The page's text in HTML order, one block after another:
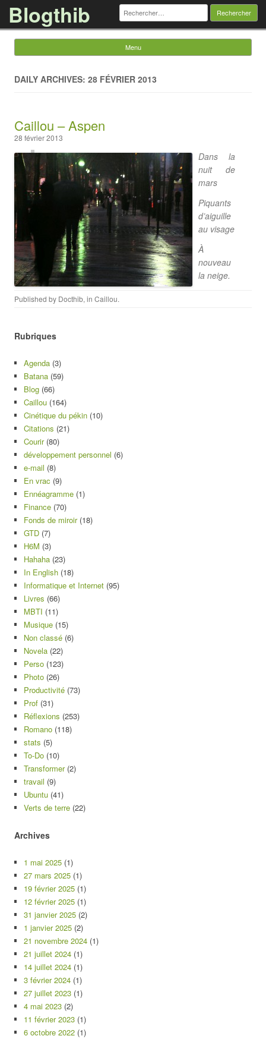
Blogthib Rechercher :
Menu
DAILY ARCHIVES: 28 FÉVRIER 2013
Caillou – Aspen
28 février 2013
Dans la
nuit de
mars
Piquants
d’aiguille
au visage
À
nouveau
la neige.
Published by Docthib, in Caillou.
Rubriques
Agenda (3)
Batana (59)
Blog (66)
Caillou (164)
Cinétique du pékin (10)
Citations (21)
Courir(80)
développement personnel (6)
e-mail (8)
En vrac (9)
Ennéagramme (1)
Finance (70)
Fonds de miroir(18)
GTD (7)
H6M (3)
Hahaha (23)
In English (18)
Informatique et Internet (95)
Livres (66)
MBTI (11)
Musique (15)
Non classé (6)
Novela (22)
Perso (123)
Photo (26)
Productivité (73)
Prof (31)
Réflexions (253)
Romano (118)
stats (5)
To-Do (10)
Transformer(2)
travail (9)
Ubuntu (41)
Verts de terre (22)
Archives
1 mai 2025 (1)
27 mars 2025 (1)
19 février 2025 (1)
12 février 2025 (1)
31 janvier 2025 (2)
1 janvier 2025 (2)
21 novembre 2024 (1)
21 juillet 2024 (1)
14 juillet 2024 (1)
3 février 2024 (1)
27 juillet 2023 (1)
4 mai 2023 (2)
11 février 2023 (1)
6 octobre 2022 (1)